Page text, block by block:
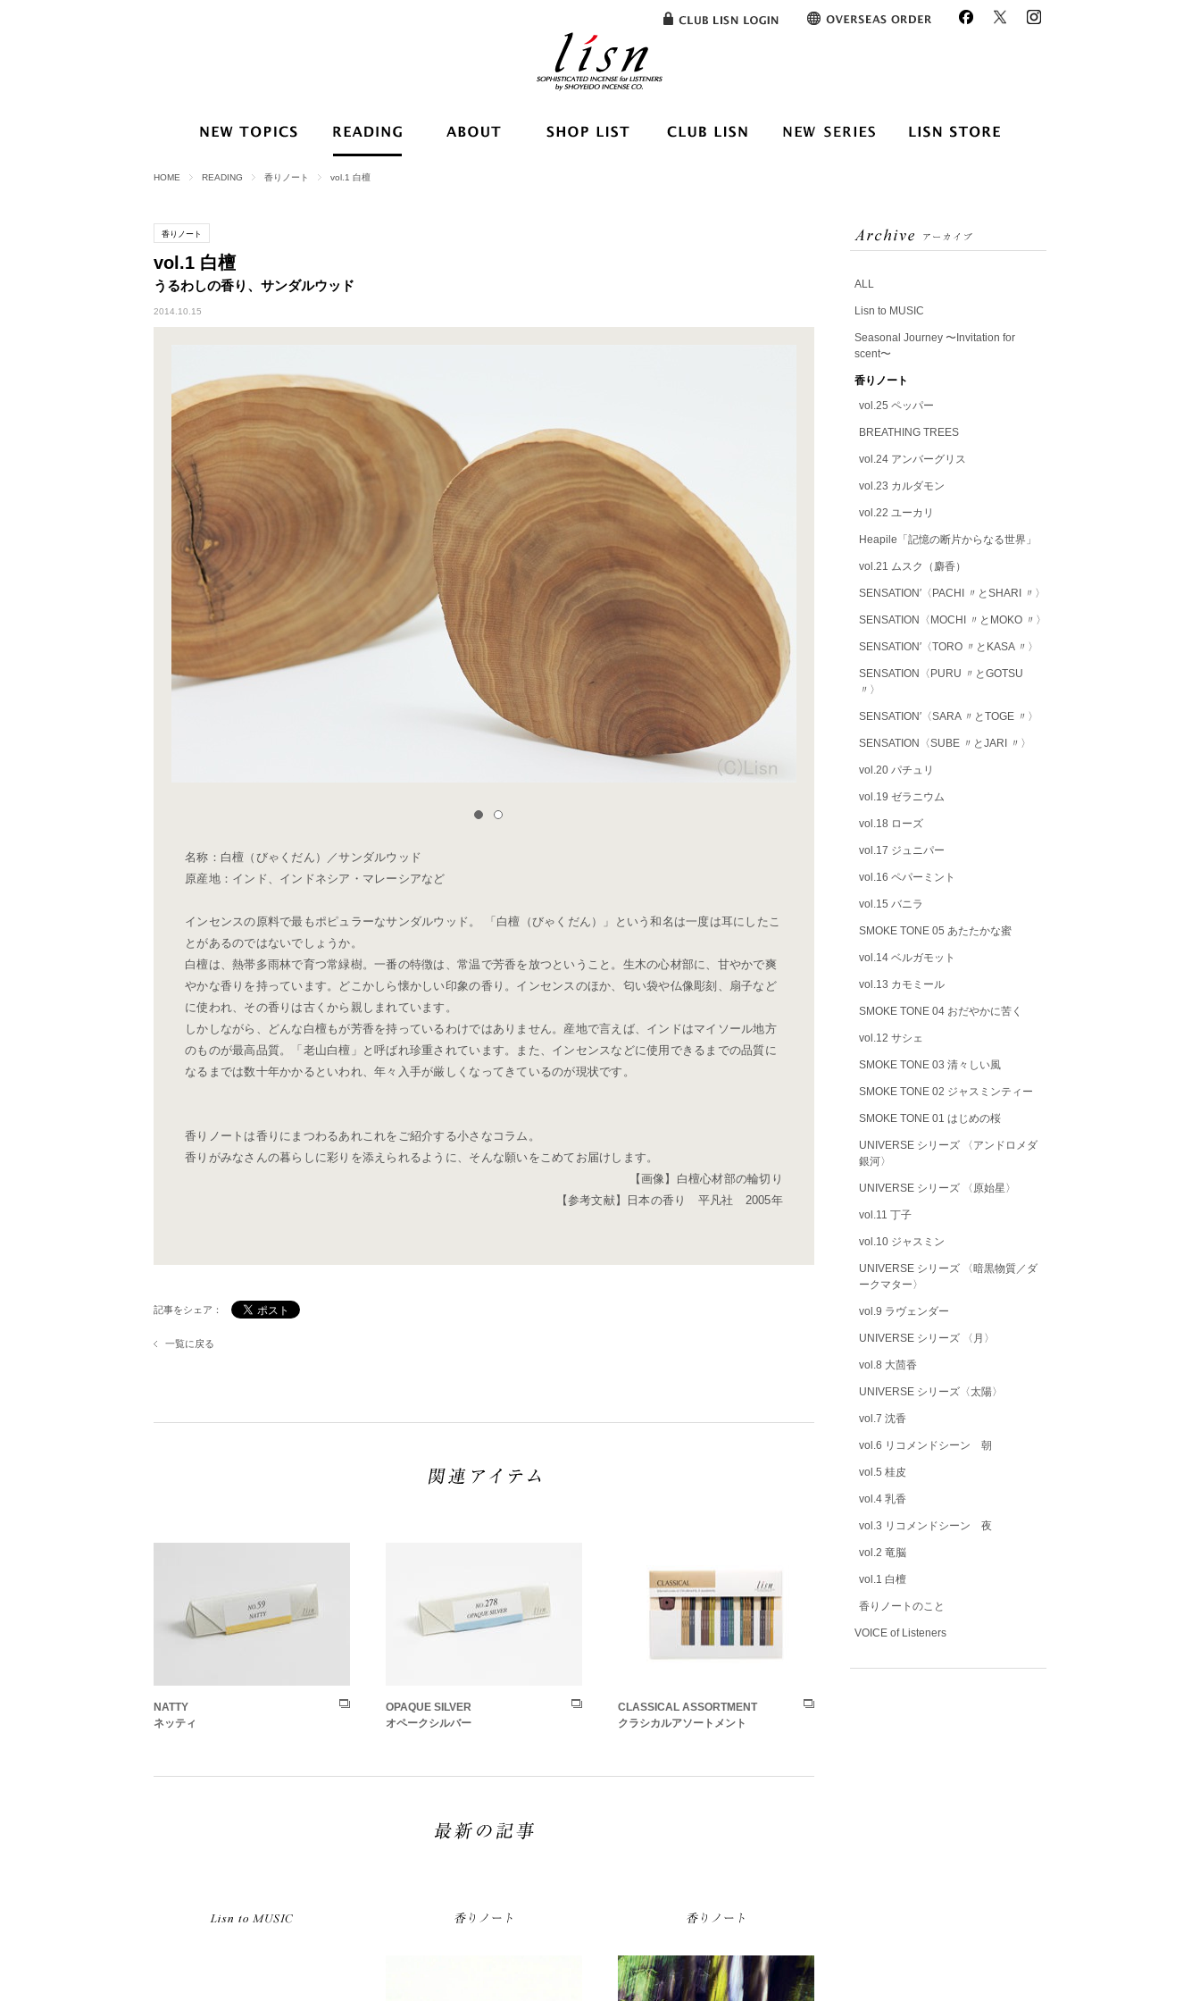
HOME READING 香りノート vol.1 白檀
香りノート
vol.1 白檀
うるわしの香り、サンダルウッド
2014.10.15
名称：白檀（びゃくだん）／サンダルウッド
原産地：インド、インドネシア・マレーシアなど
インセンスの原料で最もポピュラーなサンダルウッド。 「白檀（びゃくだん）」という和名は一度は耳にしたこ
とがあるのではないでしょうか。
白檀は、熱帯多雨林で育つ常緑樹。一番の特徴は、常温で芳香を放つということ。生木の心材部に、甘やかで爽
やかな香りを持っています。どこかしら懐かしい印象の香り。インセンスのほか、匂い袋や仏像彫刻、扇子など
に使われ、その香りは古くから親しまれています。
しかしながら、どんな白檀もが芳香を持っているわけではありません。産地で言えば、インドはマイソール地方
のものが最高品質。「老山白檀」と呼ばれ珍重されています。また、インセンスなどに使用できるまでの品質に
なるまでは数十年かかるといわれ、年々入手が厳しくなってきているのが現状です。
香りノートは香りにまつわるあれこれをご紹介する小さなコラム。
香りがみなさんの暮らしに彩りを添えられるように、そんな願いをこめてお届けします。
【画像】白檀心材部の輪切り
【参考文献】日本の香り 平凡社 2005年
記事をシェア：
一覧に戻る
NATTY
ネッティ
OPAQUE SILVER
オペークシルバー
CLASSICAL ASSORTMENT
クラシカルアソートメント
ALL
Lisn to MUSIC
Seasonal Journey 〜Invitation for
scent〜
香りノート
vol.25 ペッパー
BREATHING TREES
vol.24 アンバーグリス
vol.23 カルダモン
vol.22 ユーカリ
Heapile「記憶の断片からなる世界」
vol.21 ムスク（麝香）
SENSATION′〈PACHI 〃とSHARI 〃〉
SENSATION〈MOCHI 〃とMOKO 〃〉
SENSATION′〈TORO 〃とKASA 〃〉
SENSATION〈PURU 〃とGOTSU
〃〉
SENSATION′〈SARA 〃とTOGE 〃〉
SENSATION〈SUBE 〃とJARI 〃〉
vol.20 パチュリ
vol.19 ゼラニウム
vol.18 ローズ
vol.17 ジュニパー
vol.16 ペパーミント
vol.15 バニラ
SMOKE TONE 05 あたたかな蜜
vol.14 ベルガモット
vol.13 カモミール
SMOKE TONE 04 おだやかに苦く
vol.12 サシェ
SMOKE TONE 03 清々しい風
SMOKE TONE 02 ジャスミンティー
SMOKE TONE 01 はじめの桜
UNIVERSE シリーズ 〈アンドロメダ
銀河〉
UNIVERSE シリーズ 〈原始星〉
vol.11 丁子
vol.10 ジャスミン
UNIVERSE シリーズ 〈暗黒物質／ダ
ークマター〉
vol.9 ラヴェンダー
UNIVERSE シリーズ 〈月〉
vol.8 大茴香
UNIVERSE シリーズ〈太陽〉
vol.7 沈香
vol.6 リコメンドシーン 朝
vol.5 桂皮
vol.4 乳香
vol.3 リコメンドシーン 夜
vol.2 竜脳
vol.1 白檀
香りノートのこと
VOICE of Listeners